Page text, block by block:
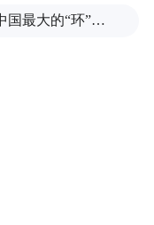
中国最大的“环”，要来了